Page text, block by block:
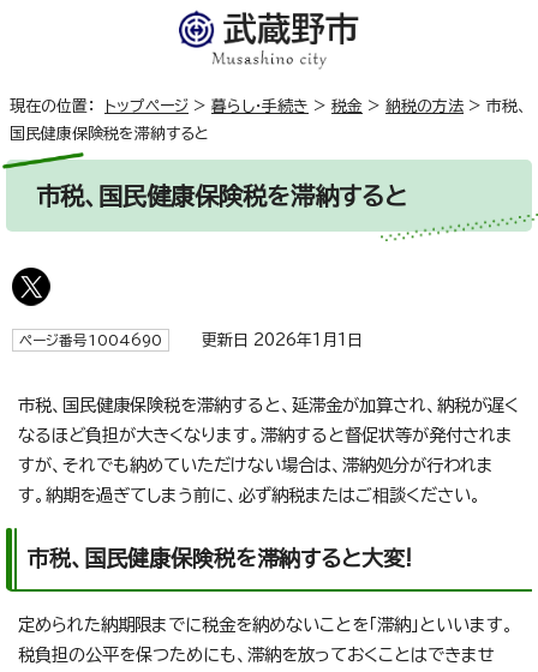
現在の位置： トップページ > 暮らし・手続き > 税金 > 納税の方法 > 市税、
国民健康保険税を滞納すると
市税、国民健康保険税を滞納すると
ページ番号1004690 更新日 2026年1月1日
市税、国民健康保険税を滞納すると、延滞金が加算され、納税が遅く
なるほど負担が大きくなります。滞納すると督促状等が発付されま
すが、それでも納めていただけない場合は、滞納処分が行われま
す。納期を過ぎてしまう前に、必ず納税またはご相談ください。
市税、国民健康保険税を滞納すると大変!
定められた納期限までに税金を納めないことを「滞納」といいます。
税負担の公平を保つためにも、滞納を放っておくことはできませ